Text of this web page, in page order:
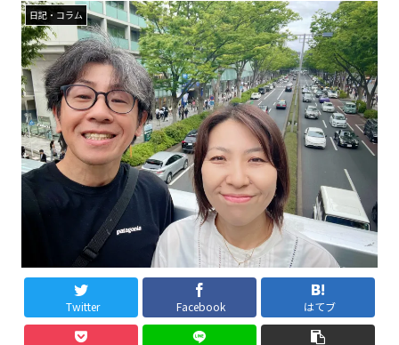
日記・コラム
Twitter Facebook はてブ